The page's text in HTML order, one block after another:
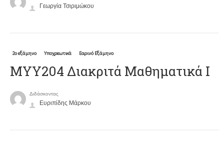
Γεωργία Τσιριμώκου
2ο εξάμηνο Υποχρεωτικά Εαρινό Εξάμηνο
ΜΥΥ204 Διακριτά Μαθηματικά Ι
Διδάσκοντας
Ευριπίδης Μάρκου